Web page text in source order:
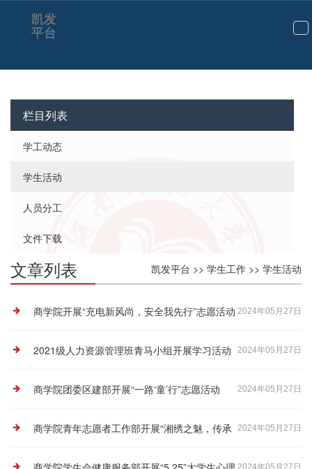
学生活动-凯发平台
切
航
凯发
平台
栏目列表
学工动态
学生活动
人员分工
文件下载
凯发平台 >> 学生工作 >> 学生活动
文章列表
2024年05月27日
商学院开展“充电新风尚，安全我先行”志愿活动
2024年05月27日
2021级人力资源管理班青马小组开展学习活动
2024年05月27日
商学院团委区建部开展“一路‘童’行”志愿活动
2024年05月27日
商学院青年志愿者工作部开展“湘绣之魅，传承
2024年05月27日